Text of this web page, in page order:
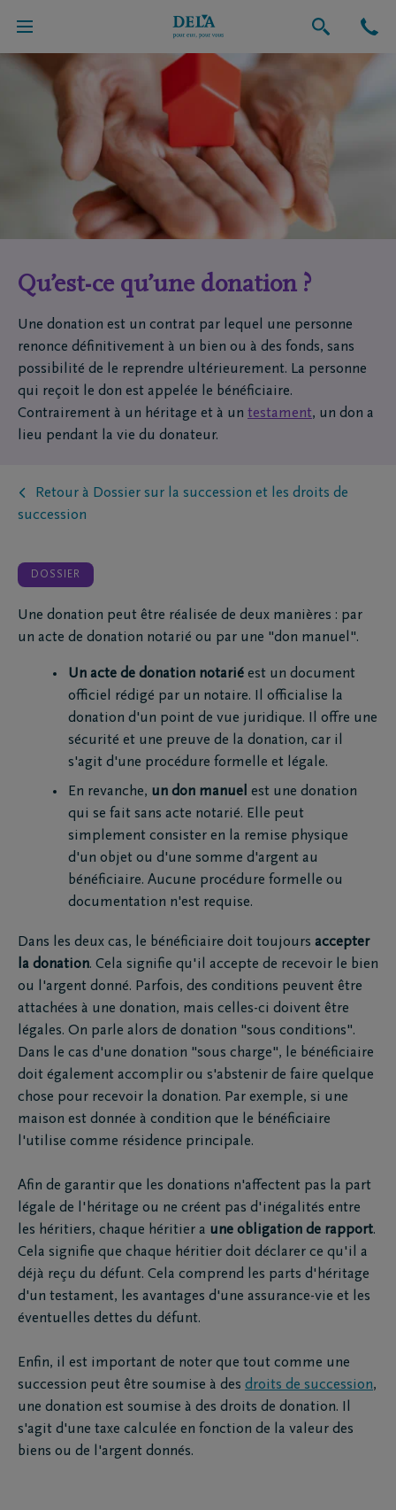
Qu’est-ce qu’une donation ?
Une donation est un contrat par lequel une personne
renonce définitivement à un bien ou à des fonds, sans
possibilité de le reprendre ultérieurement. La personne
qui reçoit le don est appelée le bénéficiaire.
Contrairement à un héritage et à un testament, un don a
lieu pendant la vie du donateur.
Retour à Dossier sur la succession et les droits de
succession
DOSSIER
Une donation peut être réalisée de deux manières : par
un acte de donation notarié ou par une "don manuel".
Un acte de donation notarié est un document
officiel rédigé par un notaire. Il officialise la
donation d'un point de vue juridique. Il offre une
sécurité et une preuve de la donation, car il
s'agit d'une procédure formelle et légale.
En revanche, un don manuel est une donation
qui se fait sans acte notarié. Elle peut
simplement consister en la remise physique
d'un objet ou d'une somme d'argent au
bénéficiaire. Aucune procédure formelle ou
documentation n'est requise.
Dans les deux cas, le bénéficiaire doit toujours accepter
la donation. Cela signifie qu'il accepte de recevoir le bien
ou l'argent donné. Parfois, des conditions peuvent être
attachées à une donation, mais celles-ci doivent être
légales. On parle alors de donation "sous conditions".
Dans le cas d'une donation "sous charge", le bénéficiaire
doit également accomplir ou s'abstenir de faire quelque
chose pour recevoir la donation. Par exemple, si une
maison est donnée à condition que le bénéficiaire
l'utilise comme résidence principale.
Afin de garantir que les donations n'affectent pas la part
légale de l'héritage ou ne créent pas d'inégalités entre
les héritiers, chaque héritier a une obligation de rapport.
Cela signifie que chaque héritier doit déclarer ce qu'il a
déjà reçu du défunt. Cela comprend les parts d'héritage
d'un testament, les avantages d'une assurance-vie et les
éventuelles dettes du défunt.
Enfin, il est important de noter que tout comme une
succession peut être soumise à des droits de succession,
une donation est soumise à des droits de donation. Il
s'agit d'une taxe calculée en fonction de la valeur des
biens ou de l'argent donnés.